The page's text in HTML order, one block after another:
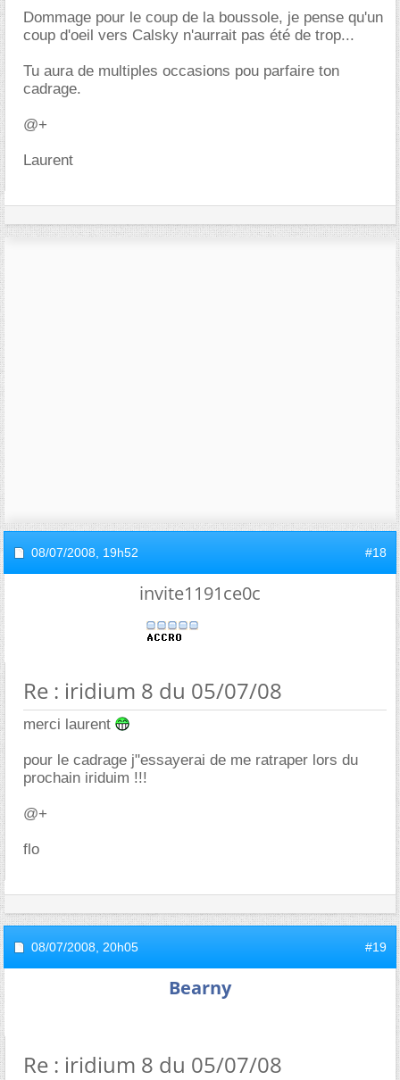
Dommage pour le coup de la boussole, je pense qu'un
coup d'oeil vers Calsky n'aurrait pas été de trop...
Tu aura de multiples occasions pou parfaire ton
cadrage.
@+
Laurent
08/07/2008, 19h52 #18
invite1191ce0c
Re : iridium 8 du 05/07/08
merci laurent
pour le cadrage j"essayerai de me ratraper lors du
prochain iriduim !!!
@+
flo
08/07/2008, 20h05 #19
Bearny
Re : iridium 8 du 05/07/08